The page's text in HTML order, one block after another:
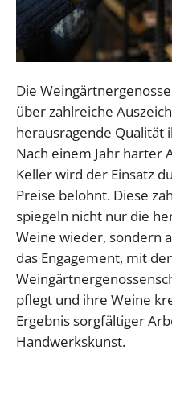
Die
über zahlreiche
herausragende
Nach einem Jahr harter
Keller wird der Einsatz
Preise belohnt. Diese
spiegeln nicht nur die
Weine wieder, sondern
das Engagement, mit
pflegt und ihre Weine
Ergebnis sorgfältiger
Handwerkskunst.